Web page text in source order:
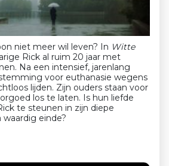
niet meer wil leven? In Witte
Rick al ruim 20 jaar met
Na een intensief, jarenlang
voor euthanasie wegens
lijden. Zijn ouders staan voor
los te laten. Is hun liefde
te steunen in zijn diepe
einde?